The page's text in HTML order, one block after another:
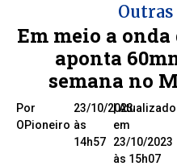
Em meio a
aponta
semana no
Por
OPioneiro
23/10/2023
às
14h57
| Atualizado
em
23/10/2023
às 15h07